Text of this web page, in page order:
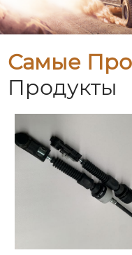
Самые
Продукты